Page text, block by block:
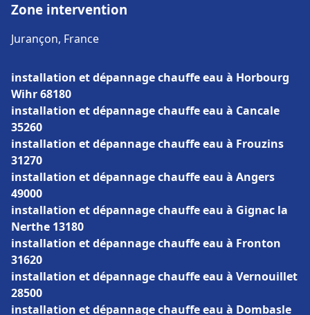
Zone intervention
Jurançon, France
installation et dépannage chauffe eau à Horbourg
Wihr 68180
installation et dépannage chauffe eau à Cancale
35260
installation et dépannage chauffe eau à Frouzins
31270
installation et dépannage chauffe eau à Angers
49000
installation et dépannage chauffe eau à Gignac la
Nerthe 13180
installation et dépannage chauffe eau à Fronton
31620
installation et dépannage chauffe eau à Vernouillet
28500
installation et dépannage chauffe eau à Dombasle